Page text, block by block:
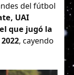
del fútbol
UAI
que jugó la
, cayendo